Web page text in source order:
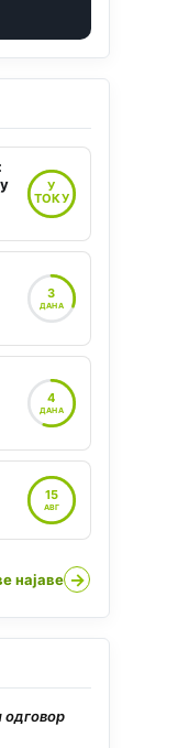
У
ТОКУ
3
ДАНА
4
ДАНА
15
АВГ
најаве →
одговор